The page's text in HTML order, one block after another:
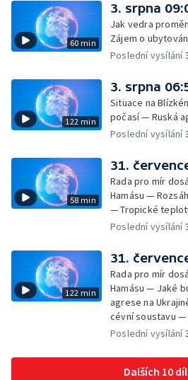
60 min
3. srpna
Jak vedra
Zájem o
Poslední vysílání
122 min
3. srpna
Situace na
počasí — Ruská
Poslední vysílání
58 min
31.
Rada pro mír
Hamásu —
— Tropické
Poslední vysílání
122 min
31.
Rada pro mír
Hamásu — Jaké
agrese na
cévní soustavu —
dohody o
začíná výplata
teploty zatěžují i
Poslední vysílání
Dalších 10